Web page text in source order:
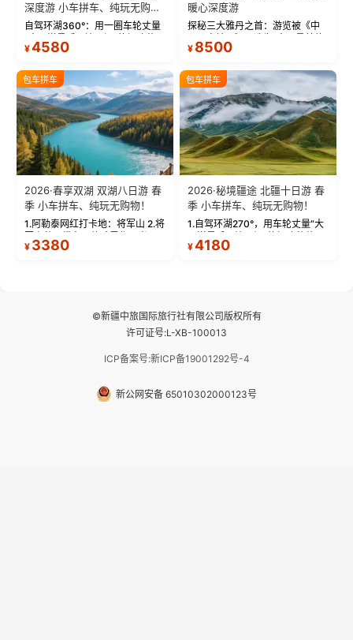
深度游 小车拼车、纯玩无购
物！
自驾环湖360°：用一圈车轮丈量
“大西洋最后一滴眼泪”的极致蔚
蓝。 赛湖旅拍：甄选多款风格服
绝美瞬间。 赛湖坦克300跟车视
频：专业摄影师...
¥4580
暖心深度游
探秘三大雅丹之首：游览被《中
国国家地理》评选为“中国最美的
三大雅丹”第一名的克拉玛依魔鬼
瓦人最大村落——禾木村，欣赏
晨雾与小木...
¥ 8500
包车拼车
2026·春享双湖 双湖八日游 春
季 小车拼车、纯玩无购物！
1.阿勒泰网红打卡地：将军山 2.将
将军山，夕阳派对，蹦迪party 4.
¥ 3380
包车拼车
2026·秘境疆途 北疆十日游 春
季 小车拼车、纯玩无购物！
1.自驾环湖270°，用车轮丈量“大
让雪山、花海与深邃湖水在转弯
¥4180
©新疆中旅国际旅行社有限公司版权所有
许可证号:L-XB-100013
ICP备案号:新ICP备19001292号-4
新公网安备 65010302000123号